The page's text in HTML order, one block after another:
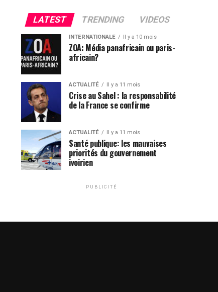
LATEST TRENDING VIDEOS
INTERNATIONALE Il y a 10 mois
ZOA: Média panafricain ou paris-
africain?
ACTUALITÉ Il y a 11 mois
Crise au Sahel : la responsabilité
de la France se confirme
ACTUALITÉ Il y a 11 mois
Santé publique: les mauvaises
priorités du gouvernement
ivoirien
PUBLICITÉ